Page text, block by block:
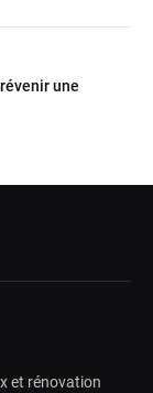
une
et rénovation